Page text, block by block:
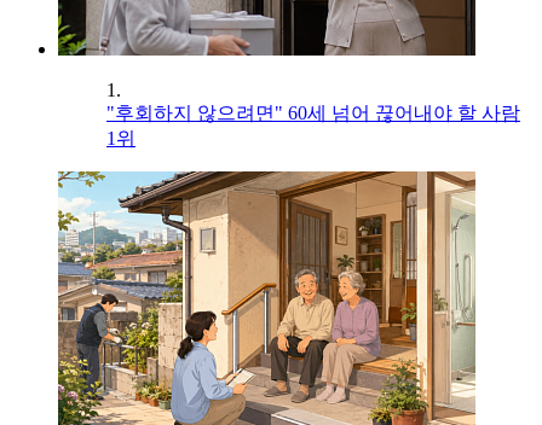
1.
"후회하지 않으려면" 60세 넘어 끊어내야 할 사람
1위